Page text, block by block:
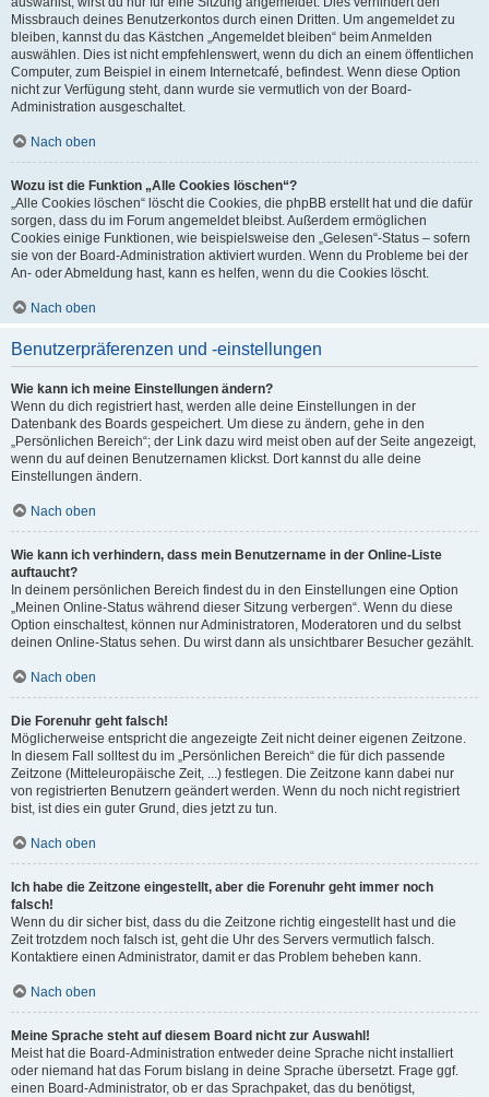
Missbrauch deines Benutzerkontos durch einen Dritten. Um angemeldet zu
bleiben, kannst du das Kästchen „Angemeldet bleiben“ beim Anmelden
auswählen. Dies ist nicht empfehlenswert, wenn du dich an einem öffentlichen
Computer, zum Beispiel in einem Internetcafé, befindest. Wenn diese Option
nicht zur Verfügung steht, dann wurde sie vermutlich von der Board-
Administration ausgeschaltet.
Nach oben
Wozu ist die Funktion „Alle Cookies löschen“?
„Alle Cookies löschen“ löscht die Cookies, die phpBB erstellt hat und die dafür
sorgen, dass du im Forum angemeldet bleibst. Außerdem ermöglichen
Cookies einige Funktionen, wie beispielsweise den „Gelesen“-Status – sofern
sie von der Board-Administration aktiviert wurden. Wenn du Probleme bei der
An- oder Abmeldung hast, kann es helfen, wenn du die Cookies löscht.
Nach oben
Benutzerpräferenzen und -einstellungen
Wie kann ich meine Einstellungen ändern?
Wenn du dich registriert hast, werden alle deine Einstellungen in der
Datenbank des Boards gespeichert. Um diese zu ändern, gehe in den
„Persönlichen Bereich“; der Link dazu wird meist oben auf der Seite angezeigt,
wenn du auf deinen Benutzernamen klickst. Dort kannst du alle deine
Einstellungen ändern.
Nach oben
Wie kann ich verhindern, dass mein Benutzername in der Online-Liste
auftaucht?
In deinem persönlichen Bereich findest du in den Einstellungen eine Option
„Meinen Online-Status während dieser Sitzung verbergen“. Wenn du diese
Option einschaltest, können nur Administratoren, Moderatoren und du selbst
deinen Online-Status sehen. Du wirst dann als unsichtbarer Besucher gezählt.
Nach oben
Die Forenuhr geht falsch!
Möglicherweise entspricht die angezeigte Zeit nicht deiner eigenen Zeitzone.
In diesem Fall solltest du im „Persönlichen Bereich“ die für dich passende
Zeitzone (Mitteleuropäische Zeit, ...) festlegen. Die Zeitzone kann dabei nur
von registrierten Benutzern geändert werden. Wenn du noch nicht registriert
bist, ist dies ein guter Grund, dies jetzt zu tun.
Nach oben
Ich habe die Zeitzone eingestellt, aber die Forenuhr geht immer noch
falsch!
Wenn du dir sicher bist, dass du die Zeitzone richtig eingestellt hast und die
Zeit trotzdem noch falsch ist, geht die Uhr des Servers vermutlich falsch.
Kontaktiere einen Administrator, damit er das Problem beheben kann.
Nach oben
Meine Sprache steht auf diesem Board nicht zur Auswahl!
Meist hat die Board-Administration entweder deine Sprache nicht installiert
oder niemand hat das Forum bislang in deine Sprache übersetzt. Frage ggf.
einen Board-Administrator, ob er das Sprachpaket, das du benötigst,